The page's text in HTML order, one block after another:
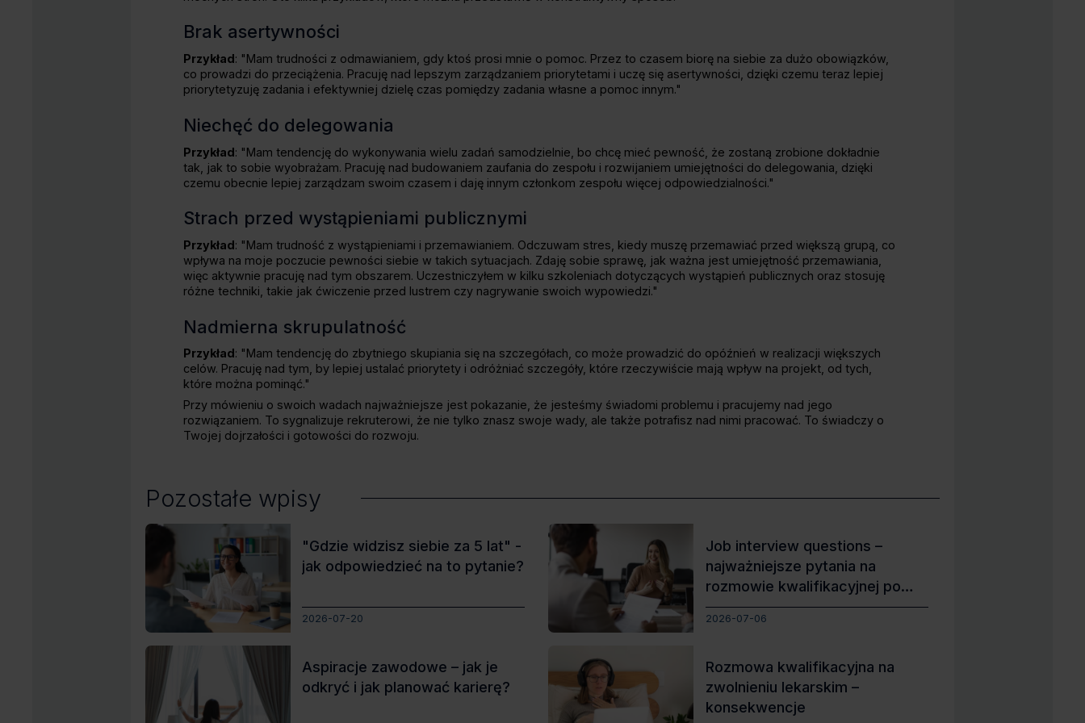
Brak asertywności
Przykład: "Mam trudności z odmawianiem, gdy ktoś prosi mnie o pomoc. Przez to czasem biorę na siebie za dużo obowiązków,
co prowadzi do przeciążenia. Pracuję nad lepszym zarządzaniem priorytetami i uczę się asertywności, dzięki czemu teraz lepiej
priorytetyzuję zadania i efektywniej dzielę czas pomiędzy zadania własne a pomoc innym."
Niechęć do delegowania
Przykład: "Mam tendencję do wykonywania wielu zadań samodzielnie, bo chcę mieć pewność, że zostaną zrobione dokładnie
tak, jak to sobie wyobrażam. Pracuję nad budowaniem zaufania do zespołu i rozwijaniem umiejętności do delegowania, dzięki
czemu obecnie lepiej zarządzam swoim czasem i daję innym członkom zespołu więcej odpowiedzialności."
Strach przed wystąpieniami publicznymi
Przykład: "Mam trudność z wystąpieniami i przemawianiem. Odczuwam stres, kiedy muszę przemawiać przed większą grupą, co
wpływa na moje poczucie pewności siebie w takich sytuacjach. Zdaję sobie sprawę, jak ważna jest umiejętność przemawiania,
więc aktywnie pracuję nad tym obszarem. Uczestniczyłem w kilku szkoleniach dotyczących wystąpień publicznych oraz stosuję
różne techniki, takie jak ćwiczenie przed lustrem czy nagrywanie swoich wypowiedzi."
Nadmierna skrupulatność
Przykład: "Mam tendencję do zbytniego skupiania się na szczegółach, co może prowadzić do opóźnień w realizacji większych
celów. Pracuję nad tym, by lepiej ustalać priorytety i odróżniać szczegóły, które rzeczywiście mają wpływ na projekt, od tych,
które można pominąć."
Przy mówieniu o swoich wadach najważniejsze jest pokazanie, że jesteśmy świadomi problemu i pracujemy nad jego
rozwiązaniem. To sygnalizuje rekruterowi, że nie tylko znasz swoje wady, ale także potrafisz nad nimi pracować. To świadczy o
Twojej dojrzałości i gotowości do rozwoju.
Pozostałe wpisy
"Gdzie widzisz siebie za 5 lat" -
jak odpowiedzieć na to pytanie?
2026-07-20
Job interview questions –
najważniejsze pytania na
rozmowie kwalifikacyjnej po
angielsku
2026-07-06
Aspiracje zawodowe – jak je
odkryć i jak planować karierę?
Rozmowa kwalifikacyjna na
zwolnieniu lekarskim –
konsekwencje